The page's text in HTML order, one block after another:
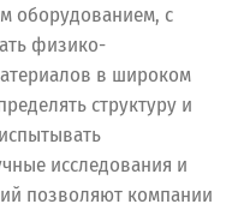
оборудованием, с
физико-
в широком
структуру и
исследования и
позволяют компании